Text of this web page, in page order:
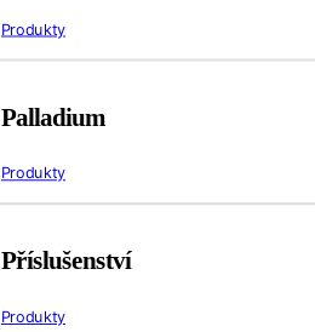
Produkty
Palladium
Produkty
Příslušenství
Produkty